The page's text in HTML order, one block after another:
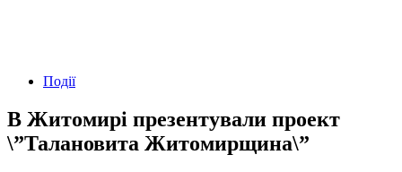
Події
В Житомирі презентували проект
\”Талановита Житомирщина\”